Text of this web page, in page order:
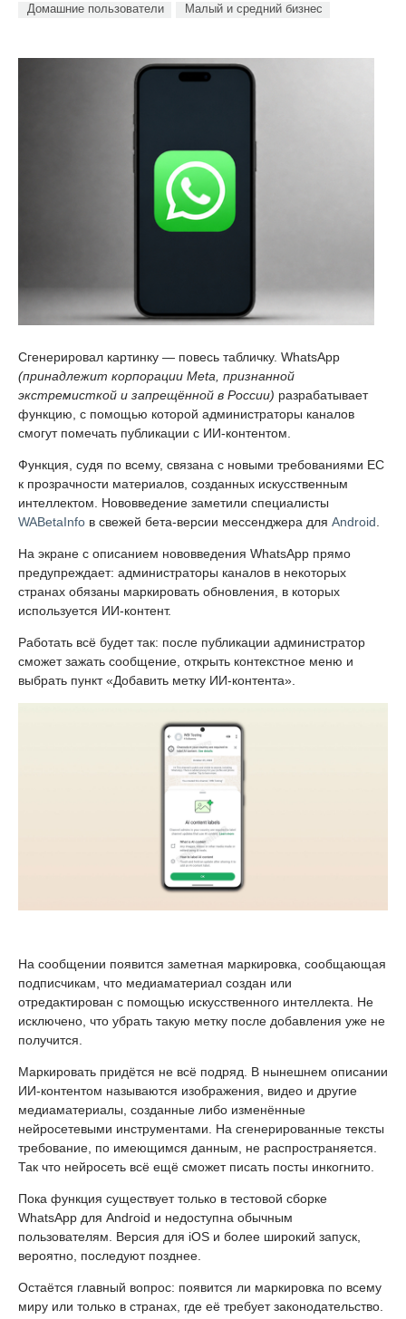
Домашние пользователи
Малый и средний бизнес
Сгенерировал картинку — повесь табличку. WhatsApp
(принадлежит корпорации Meta, признанной
экстремисткой и запрещённой в России) разрабатывает
функцию, с помощью которой администраторы каналов
смогут помечать публикации с ИИ-контентом.
Функция, судя по всему, связана с новыми требованиями ЕС
к прозрачности материалов, созданных искусственным
интеллектом. Нововведение заметили специалисты
WABetaInfo в свежей бета-версии мессенджера для Android
На экране с описанием нововведения WhatsApp прямо
предупреждает: администраторы каналов в некоторых
странах обязаны маркировать обновления, в которых
используется ИИ-контент.
Работать всё будет так: после публикации администратор
сможет зажать сообщение, открыть контекстное меню и
выбрать пункт «Добавить метку ИИ-контента».
На сообщении появится заметная маркировка, сообщающая
подписчикам, что медиаматериал создан или
отредактирован с помощью искусственного интеллекта. Не
исключено, что убрать такую метку после добавления уже не
получится.
Маркировать придётся не всё подряд. В нынешнем описании
ИИ-контентом называются изображения, видео и другие
медиаматериалы, созданные либо изменённые
нейросетевыми инструментами. На сгенерированные тексты
требование, по имеющимся данным, не распространяется.
Так что нейросеть всё ещё сможет писать посты инкогнито.
Пока функция существует только в тестовой сборке
WhatsApp для Android и недоступна обычным
пользователям. Версия для iOS и более широкий запуск,
вероятно, последуют позднее.
Остаётся главный вопрос: появится ли маркировка по всему
миру или только в странах, где её требует законодательство.